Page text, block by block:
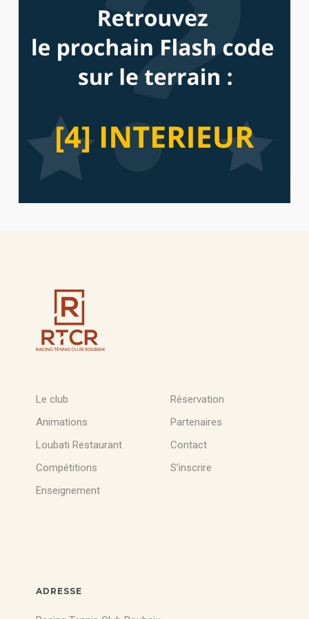
Le club
Animations
Loubati Restaurant
Compétitions
Enseignement
Réservation
Partenaires
Contact
S’inscrire
ADRESSE